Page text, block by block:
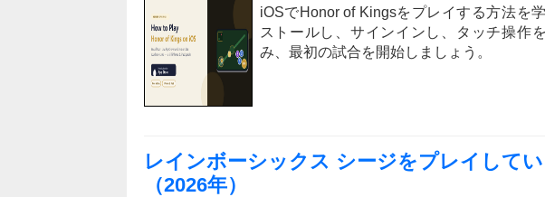
iOSでHonor of Kingsをプレイする方法を
ストールし、サインインし、タッチ操作
み、最初の試合を開始しましょう。
レインボーシックス シージをプレイして
（2026年）